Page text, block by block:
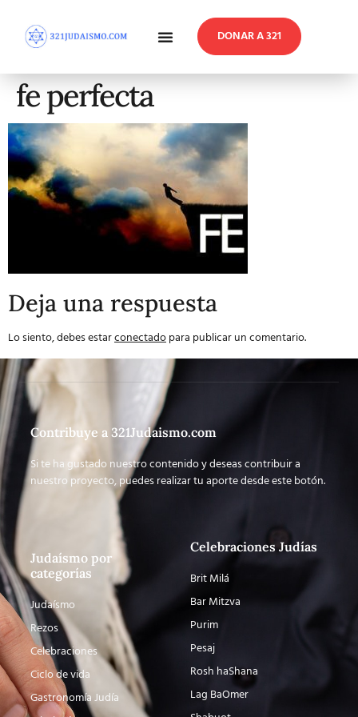
DONAR A 321
fe perfecta
Deja una respuesta
Lo siento, debes estarconectadopara publicar un comentario.
Contribuye a 321Judaismo.com
Si te ha gustado nuestro contenido y deseas contribuir a
nuestro proyecto, puedes realizar tu aporte desde este botón.
Judaísmo por
categorías
Judaísmo
Rezos
Celebraciones
Ciclo de vida
Gastronomía Judía
Celebraciones Judías
Brit Milá
Bar Mitzva
Purim
Pesaj
Rosh haShana
Lag BaOmer